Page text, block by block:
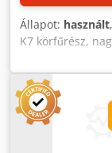
Állapot: használt
K7 körfűrész,
kg Az
szedési hibák